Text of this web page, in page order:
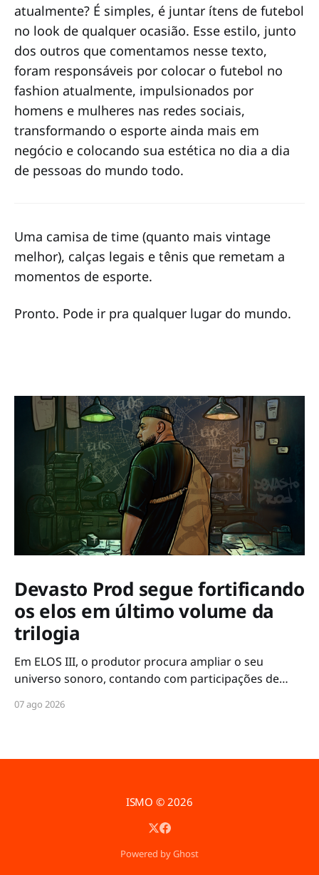
atualmente? É simples, é juntar ítens de futebol
no look de qualquer ocasião. Esse estilo, junto
dos outros que comentamos nesse texto,
foram responsáveis por colocar o futebol no
fashion atualmente, impulsionados por
homens e mulheres nas redes sociais,
transformando o esporte ainda mais em
negócio e colocando sua estética no dia a dia
de pessoas do mundo todo.
Uma camisa de time (quanto mais vintage
melhor), calças legais e tênis que remetam a
momentos de esporte.
Pronto. Pode ir pra qualquer lugar do mundo.
Devasto Prod segue fortificando
os elos em último volume da
trilogia
Em ELOS III, o produtor procura ampliar o seu
universo sonoro, contando com participações de
Davi e Rincon Sapiência
07 ago 2026
ISMO © 2026
Powered by Ghost